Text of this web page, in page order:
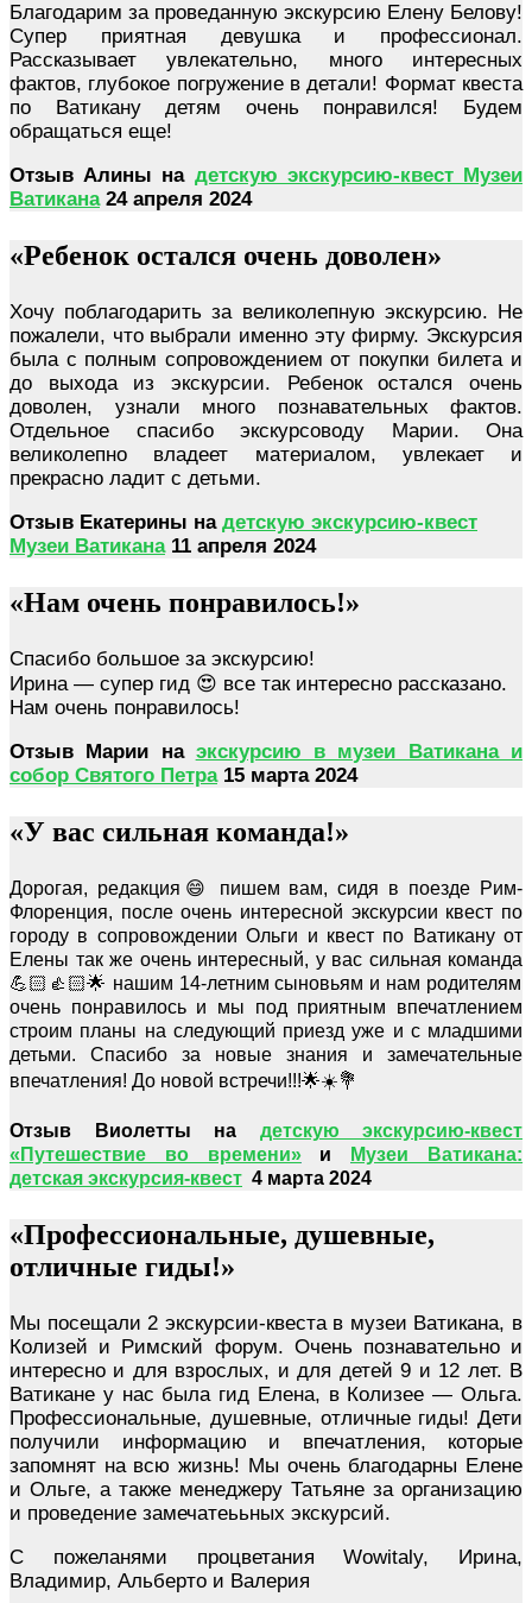
Благодарим за проведанную экскурсию Елену Белову!
Супер приятная девушка и профессионал.
Рассказывает увлекательно, много интересных
фактов, глубокое погружение в детали! Формат квеста
по Ватикану детям очень понравился! Будем
обращаться еще!
Отзыв Алины на детскую экскурсию-квест Музеи
Ватикана24 апреля 2024
«Ребенок остался очень доволен»
Хочу поблагодарить за великолепную экскурсию. Не
пожалели, что выбрали именно эту фирму. Экскурсия
была с полным сопровождением от покупки билета и
до выхода из экскурсии. Ребенок остался очень
доволен, узнали много познавательных фактов.
Отдельное спасибо экскурсоводу Марии. Она
великолепно владеет материалом, увлекает и
прекрасно ладит с детьми.
Отзыв Екатерины на детскую экскурсию-квест
Музеи Ватикана11 апреля 2024
«Нам очень понравилось!»
Спасибо большое за экскурсию!
Ирина — супер гид 😍 все так интересно рассказано.
Нам очень понравилось!
Отзыв Марии на экскурсию в музеи Ватикана и
собор Святого Петра15 марта 2024
«У вас сильная команда!»
Дорогая, редакция😄 пишем вам, сидя в поезде Рим-
Флоренция, после очень интересной экскурсии квест по
городу в сопровождении Ольги и квест по Ватикану от
Елены так же очень интересный, у вас сильная команда
💪🏻👍🏻🌟 нашим 14-летним сыновьям и нам родителям
очень понравилось и мы под приятным впечатлением
строим планы на следующий приезд уже и с младшими
детьми. Спасибо за новые знания и замечательные
впечатления! До новой встречи!!!🌟☀️💐
Отзыв Виолетты на детскую экскурсию-квест
«Путешествие во времени»и
Музеи Ватикана:
детская экскурсия-квест 4 марта 2024
«Профессиональные, душевные,
отличные гиды!»
Мы посещали 2 экскурсии-квеста в музеи Ватикана, в
Колизей и Римский форум. Очень познавательно и
интересно и для взрослых, и для детей 9 и 12 лет. В
Ватикане у нас была гид Елена, в Колизее — Ольга.
Профессиональные, душевные, отличные гиды! Дети
получили информацию и впечатления, которые
запомнят на всю жизнь! Мы очень благодарны Елене
и Ольге, а также менеджеру Татьяне за организацию
и проведение замечатеььных экскурсий.
С пожеланями процветания Wowitaly, Ирина,
Владимир, Альберто и Валерия